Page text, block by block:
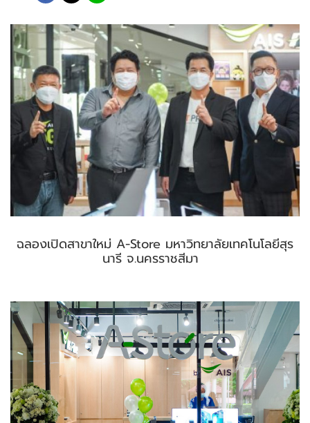
ฉลองเปิดสาขาใหม่ A-Store มหาวิทยาลัยเทคโนโลยีสุร
นารี จ.นครราชสีมา